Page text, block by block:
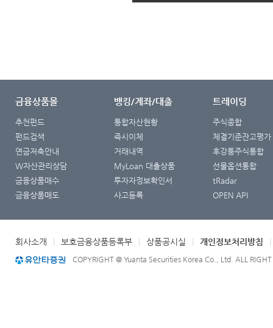
금융상품몰
추천펀드
펀드검색
연금저축안내
W자산관리상담
금융상품매수
금융상품매도
뱅킹/계좌/대출
통합자산현황
즉시이체
거래내역
MyLoan 대출상품
투자자정보확인서
사고등록
트레이딩
주식종합
체결기준잔고평가
후강퉁주식통합
선물옵션통합
tRadar
OPEN API
회사소개 보호금융상품등록부 상품공시실 개인정보처리방침
COPYRIGHT @ Yuanta Securities Korea Co., Ltd. ALL RIGHT